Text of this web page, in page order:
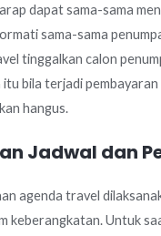
dapat sama-sama
sama-sama
tinggalkan calon
itu bila terjadi pembayaran
hangus.
Jadwal dan
agenda travel
keberangkatan. Untuk